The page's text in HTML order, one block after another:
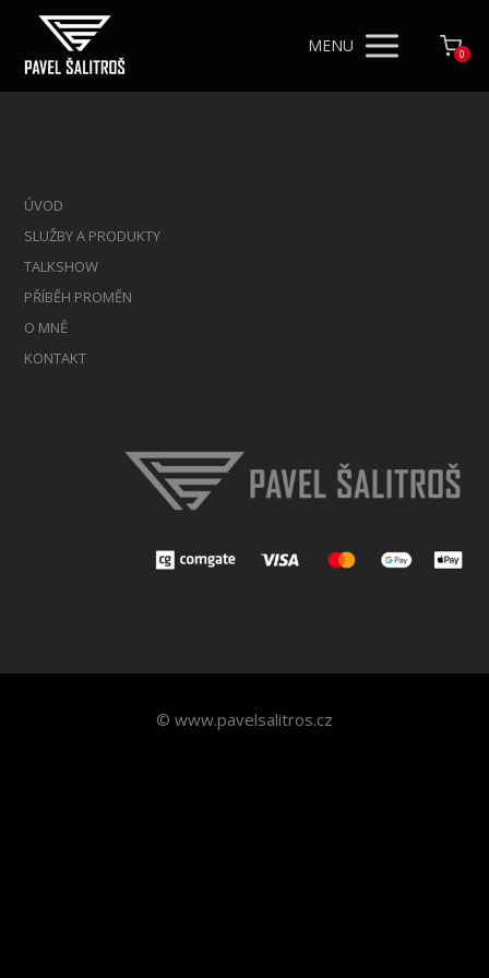
MENU 0
ÚVOD
SLUŽBY A PRODUKTY
TALKSHOW
PŘÍBĚH PROMĚN
O MNĚ
KONTAKT
© www.pavelsalitros.cz